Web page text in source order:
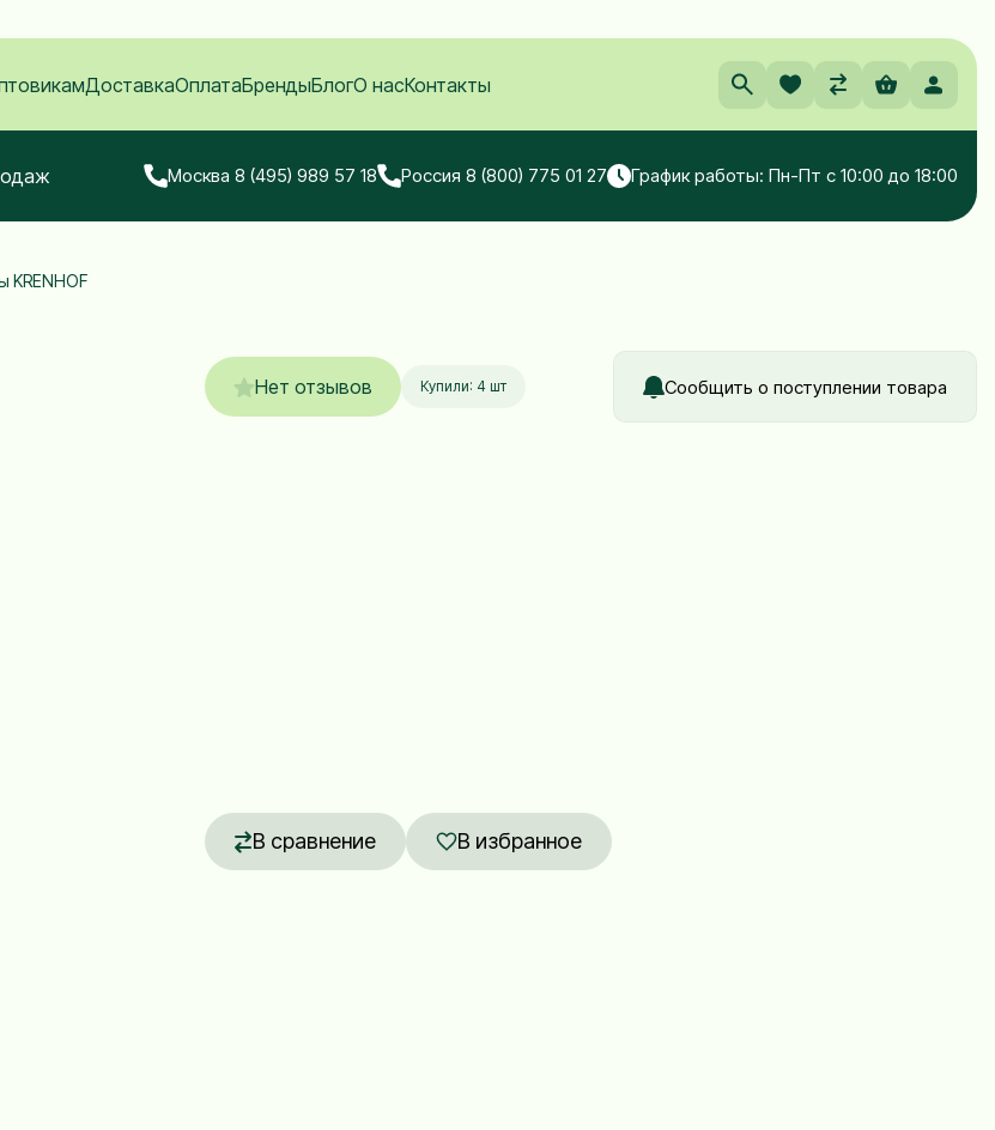
ДоставкаОплатаБрендыБлогО насКонтакты
Москва 8 (495) 989 57 18 Россия 8 (800) 775 01 27 График работы: Пн-Пт с 10:00 до 18:00
KRENHOF
Нет отзывов Купили: 4 шт Сообщить о поступлении товара
В сравнение В избранное